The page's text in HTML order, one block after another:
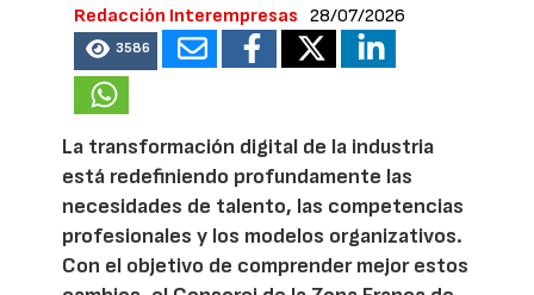
Redacción Interempresas 28/07/2026
3586
La transformación digital de la industria
está redefiniendo profundamente las
necesidades de talento, las competencias
profesionales y los modelos organizativos.
Con el objetivo de comprender mejor estos